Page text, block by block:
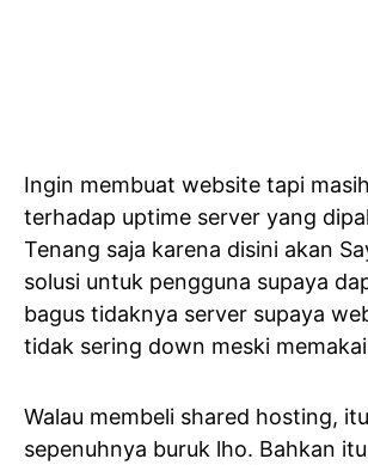
Ingin membuat website tapi
terhadap uptime server yang
Tenang saja karena disini akan
solusi untuk pengguna supaya
bagus tidaknya server supaya
tidak sering down meski
Walau membeli shared hosting,
sepenuhnya buruk lho. Bahkan